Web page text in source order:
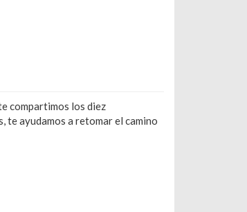
compartimos los diez
te ayudamos a retomar el camino